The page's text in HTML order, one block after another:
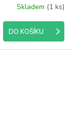
Skladem (1 ks)
DO KOŠÍKU